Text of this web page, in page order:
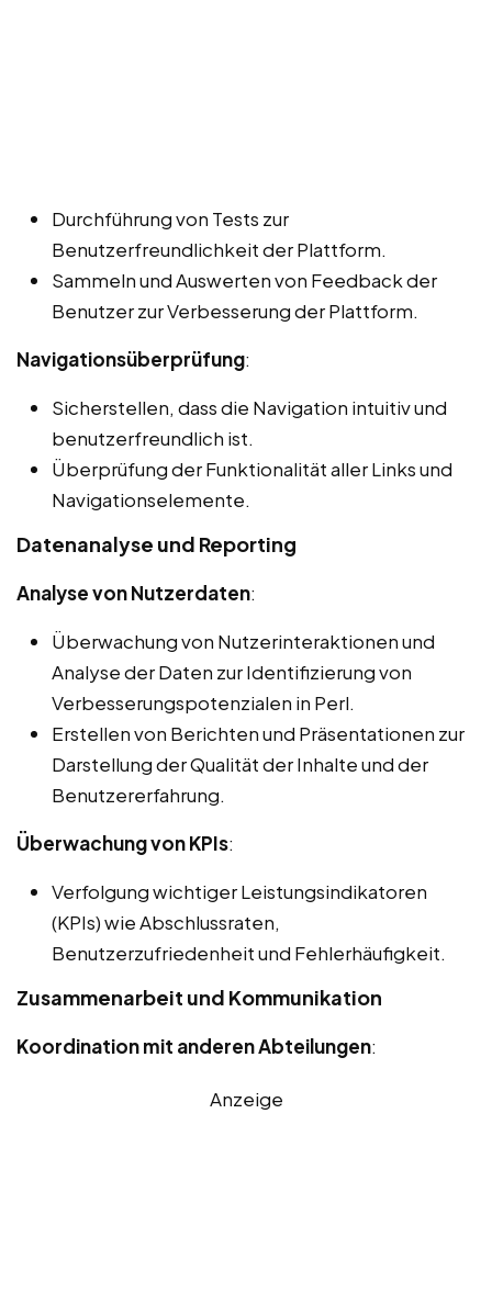
Durchführung von Tests zur
Benutzerfreundlichkeit der Plattform.
Sammeln und Auswerten von Feedback der
Benutzer zur Verbesserung der Plattform.
Navigationsüberprüfung:
Sicherstellen, dass die Navigation intuitiv und
benutzerfreundlich ist.
Überprüfung der Funktionalität aller Links und
Navigationselemente.
Datenanalyse und Reporting
Analyse von Nutzerdaten:
Überwachung von Nutzerinteraktionen und
Analyse der Daten zur Identifizierung von
Verbesserungspotenzialen in Perl.
Erstellen von Berichten und Präsentationen zur
Darstellung der Qualität der Inhalte und der
Benutzererfahrung.
Überwachung von KPIs:
Verfolgung wichtiger Leistungsindikatoren
(KPIs) wie Abschlussraten,
Benutzerzufriedenheit und Fehlerhäufigkeit.
Zusammenarbeit und Kommunikation
Koordination mit anderen Abteilungen:
Anzeige